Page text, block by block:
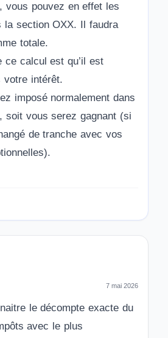
vous pouvez en effet les
la section OXX. Il faudra
totale.
ce calcul est qu’il est
votre intérêt.
imposé normalement dans
soit vous serez gagnant (si
de tranche avec vos
7 mai 2026
le décompte exacte du
avec le plus